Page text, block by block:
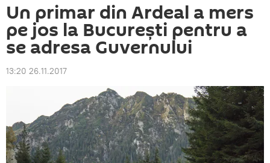
Un primar din Ardeal a mers
pe jos la București pentru a
se adresa Guvernului
13:20 26.11.2017